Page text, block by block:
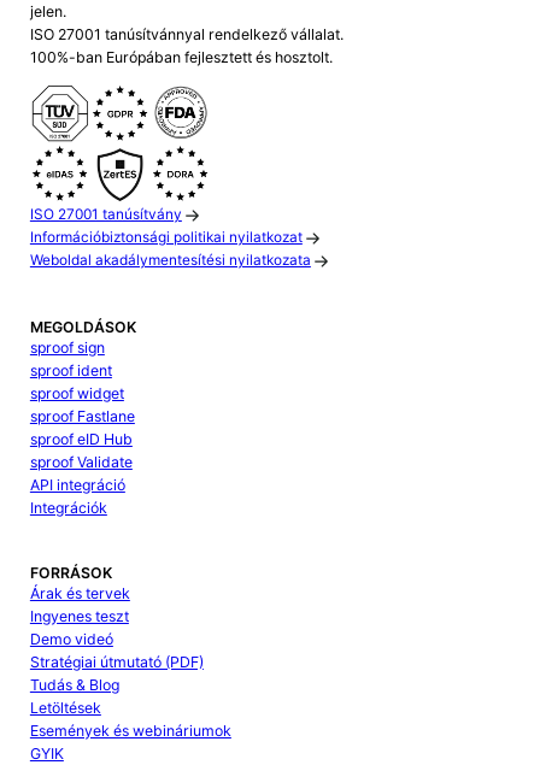
jelen.
ISO 27001 tanúsítvánnyal rendelkező vállalat.
100%-ban Európában fejlesztett és hosztolt.
ISO 27001 tanúsítvány
Információbiztonsági politikai nyilatkozat
Weboldal akadálymentesítési nyilatkozata
MEGOLDÁSOK
sproof sign
sproof ident
sproof widget
sproof Fastlane
sproof eID Hub
sproof Validate
API integráció
Integrációk
FORRÁSOK
Árak és tervek
Ingyenes teszt
Demo videó
Stratégiai útmutató (PDF)
Tudás & Blog
Letöltések
Események és webináriumok
GYIK